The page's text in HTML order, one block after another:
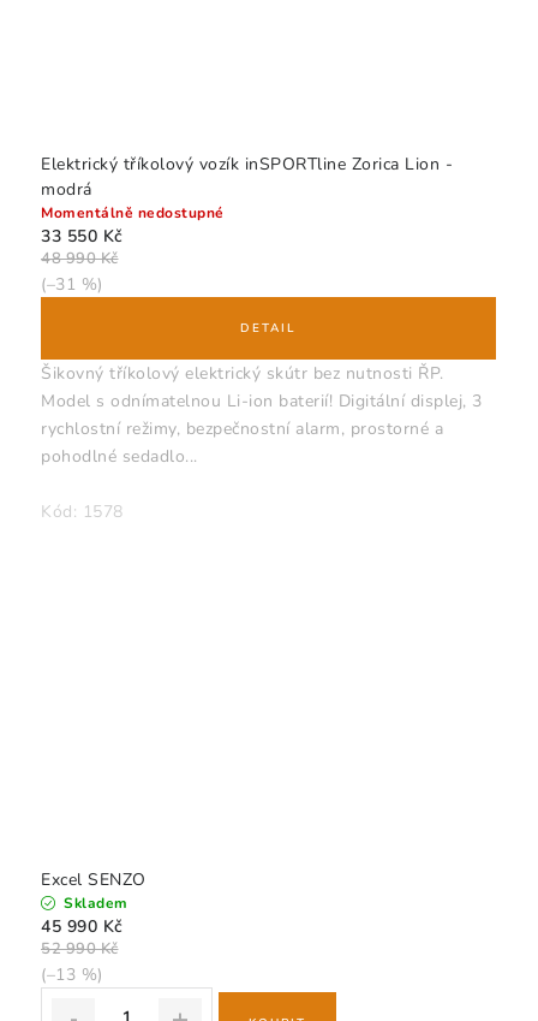
Elektrický tříkolový vozík inSPORTline Zorica Lion -
modrá
Momentálně nedostupné
33 550 Kč
48 990 Kč
(–31 %)
Šikovný tříkolový elektrický skútr bez nutnosti ŘP.
Model s odnímatelnou Li-ion baterií! Digitální displej, 3
rychlostní režimy, bezpečnostní alarm, prostorné a
pohodlné sedadlo...
Kód: 1578
Excel SENZO
Skladem
45 990 Kč
52 990 Kč
(–13 %)